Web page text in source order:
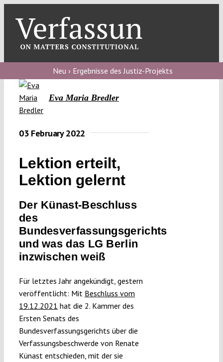
content
blog
debate
podcast
Verfassungs
editorial
About
Submissions
Projects
Neu › Ergebnisse des Justiz-Projekts
Eva Maria Bredler
03 February 2022
Lektion erteilt,
Lektion gelernt
Der Künast-Beschluss
des
Bundesverfassungsgerichts
und was das LG Berlin
inzwischen weiß
Für letztes Jahr angekündigt, gestern
veröffentlicht: Mit Beschluss vom
19.12.2021 hat die 2. Kammer des
Ersten Senats des
Bundesverfassungsgerichts über die
Verfassungsbeschwerde von Renate
Künast entschieden, mit der sie